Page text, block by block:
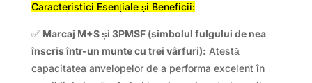
Caracteristici Esențiale și Beneficii:
✅ Marcaj M+S și 3PMSF (simbolul fulgului de nea
înscris într-un munte cu trei vârfuri): Atestă
capacitatea anvelopelor de a performa excelent în